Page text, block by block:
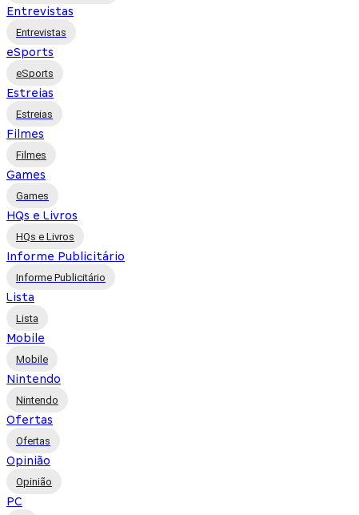
Entrevistas
Entrevistas
eSports
eSports
Estreias
Estreias
Filmes
Filmes
Games
Games
HQs e Livros
HQs e Livros
Informe Publicitário
Informe Publicitário
Lista
Lista
Mobile
Mobile
Nintendo
Nintendo
Ofertas
Ofertas
Opinião
Opinião
PC